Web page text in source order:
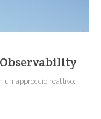
un approccio reattivo: